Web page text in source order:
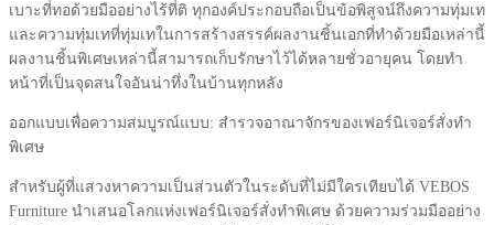
เบาะที่ทอด้วยมืออย่างไร้ที่ติ ทุกองค์ประกอบถือเป็นข้อพิสูจน์ถึงความทุ่มเท
และความทุ่มเทที่ทุ่มเทในการสร้างสรรค์ผลงานชิ้นเอกที่ทำด้วยมือเหล่านี้
ผลงานชิ้นพิเศษเหล่านี้สามารถเก็บรักษาไว้ได้หลายชั่วอายุคน โดยทำ
หน้าที่เป็นจุดสนใจอันน่าทึ่งในบ้านทุกหลัง
ออกแบบเพื่อความสมบูรณ์แบบ: สำรวจอาณาจักรของเฟอร์นิเจอร์สั่งทำ
พิเศษ
สำหรับผู้ที่แสวงหาความเป็นส่วนตัวในระดับที่ไม่มีใครเทียบได้ VEBOS
Furniture นำเสนอโลกแห่งเฟอร์นิเจอร์สั่งทำพิเศษ ด้วยความร่วมมืออย่าง